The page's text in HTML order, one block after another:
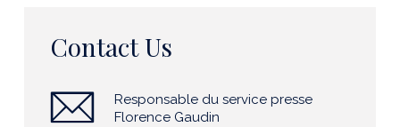
Contact Us
Responsable du service presse
Florence Gaudin